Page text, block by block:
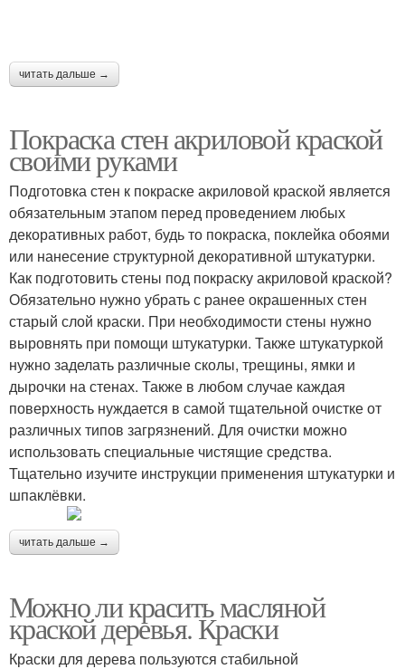
читать дальше →
Покраска стен акриловой краской
своими руками
Подготовка стен к покраске акриловой краской является
обязательным этапом перед проведением любых
декоративных работ, будь то покраска, поклейка обоями
или нанесение структурной декоративной штукатурки.
Как подготовить стены под покраску акриловой краской?
Обязательно нужно убрать с ранее окрашенных стен
старый слой краски. При необходимости стены нужно
выровнять при помощи штукатурки. Также штукатуркой
нужно заделать различные сколы, трещины, ямки и
дырочки на стенах. Также в любом случае каждая
поверхность нуждается в самой тщательной очистке от
различных типов загрязнений. Для очистки можно
использовать специальные чистящие средства.
Тщательно изучите инструкции применения штукатурки и
шпаклёвки.
читать дальше →
Можно ли красить масляной
краской деревья. Краски
Краски для дерева пользуются стабильной